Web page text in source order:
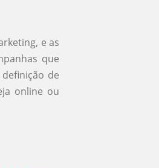
e as
que
de
online ou